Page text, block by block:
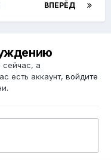
ВПЕРЁД
а
есть аккаунт, войдите